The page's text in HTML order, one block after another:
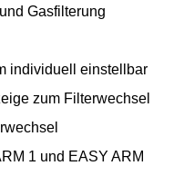
Gasfilterung
individuell einstellbar
zum Filterwechsel
1 und EASY ARM